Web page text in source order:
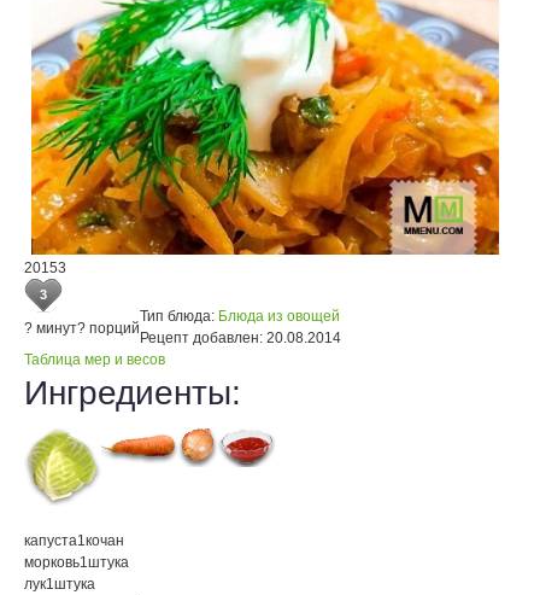
20153
3
? минут? порций
Тип блюда: Блюда из овощей
Рецепт добавлен: 20.08.2014
Таблица мер и весов
Ингредиенты:
капуста1кочан
морковь1штука
лук1штука